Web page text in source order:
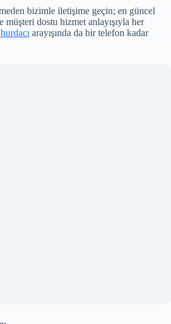
bizimle iletişime geçin; en güncel
dostu hizmet anlayışıyla her
arayışında da bir telefon kadar